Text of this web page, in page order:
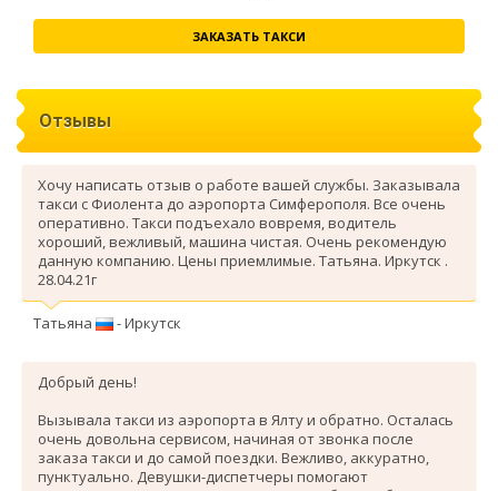
ЗАКАЗАТЬ ТАКСИ
Отзывы
Хочу написать отзыв о работе вашей службы. Заказывала
такси с Фиолента до аэропорта Симферополя. Все очень
оперативно. Такси подъехало вовремя, водитель
хороший, вежливый, машина чистая. Очень рекомендую
данную компанию. Цены приемлимые. Татьяна. Иркутск .
28.04.21г
Татьяна - Иркутск
Добрый день!
Вызывала такси из аэропорта в Ялту и обратно. Осталась
очень довольна сервисом, начиная от звонка после
заказа такси и до самой поездки. Вежливо, аккуратно,
пунктуально. Девушки-диспетчеры помогают